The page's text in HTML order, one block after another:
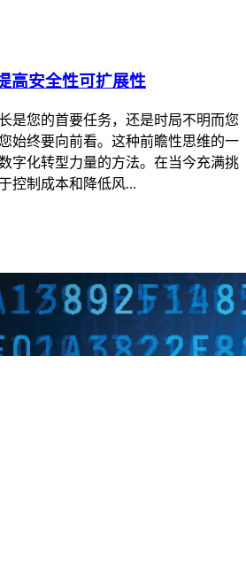
高安全性可扩展性
是您的首要任务，还是时局不明而您
始终要向前看。这种前瞻性思维的一
字化转型力量的方法。在当今充满挑
控制成本和降低风...